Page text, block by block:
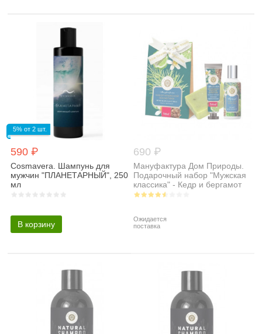
5% от 2 шт.
590 ₽
Cosmavera. Шампунь для
мужчин "ПЛАНЕТАРНЫЙ", 250
мл
В корзину
690 ₽
Мануфактура Дом Природы.
Подарочный набор "Мужская
классика" - Кедр и бергамот
Ожидается
поставка